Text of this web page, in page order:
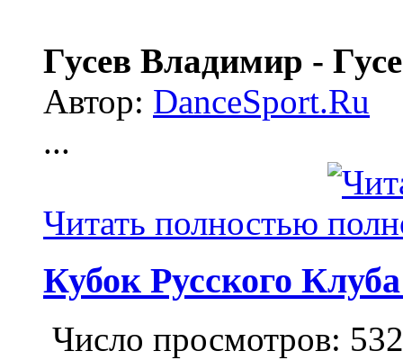
Гусев Владимир -
Автор: DanceSport.Ru
...
Читать полностью
Кубок Русского
Число просмотров: